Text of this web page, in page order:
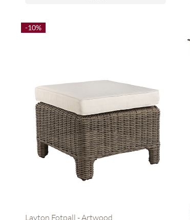
-10%
Layton Fotpall - Artwood